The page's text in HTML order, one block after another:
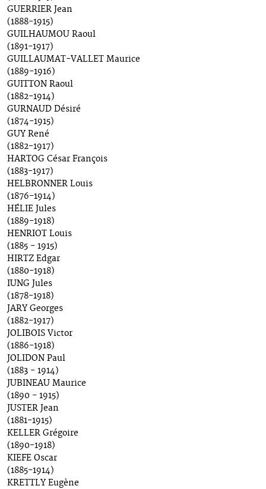
GUERRIER Jean
(1888-1915)
GUILHAUMOU Raoul
(1891-1917)
GUILLAUMAT-VALLET Maurice
(1889-1916)
GUITTON Raoul
(1882-1914)
GURNAUD Désiré
(1874-1915)
GUY René
(1882-1917)
HARTOG César François
(1883-1917)
HELBRONNER Louis
(1876-1914)
HÉLIE Jules
(1889-1918)
HENRIOT Louis
(1885 - 1915)
HIRTZ Edgar
(1880-1918)
IUNG Jules
(1878-1918)
JARY Georges
(1882-1917)
JOLIBOIS Victor
(1886-1918)
JOLIDON Paul
(1883 - 1914)
JUBINEAU Maurice
(1890 - 1915)
JUSTER Jean
(1881-1915)
KELLER Grégoire
(1890-1918)
KIEFE Oscar
(1885-1914)
KRETTLY Eugène